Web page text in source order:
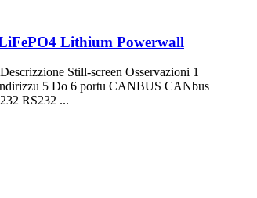
Lithium Powerwall
Still-screen Osservazioni 1
5 Do 6 portu CANBUS CANbus
RS232 ...